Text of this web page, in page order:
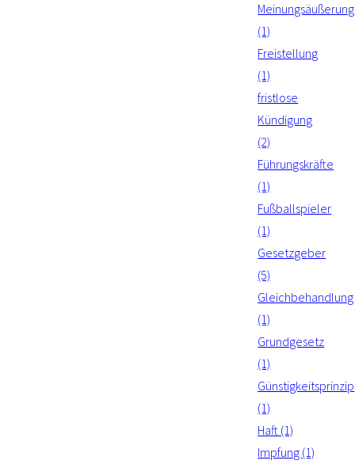
Meinungsäußerung
(1)
Freistellung
(1)
fristlose
Kündigung
(2)
Führungskräfte
(1)
Fußballspieler
(1)
Gesetzgeber
(5)
Gleichbehandlung
(1)
Grundgesetz
(1)
Günstigkeitsprinzip
(1)
Haft (1)
Impfung (1)